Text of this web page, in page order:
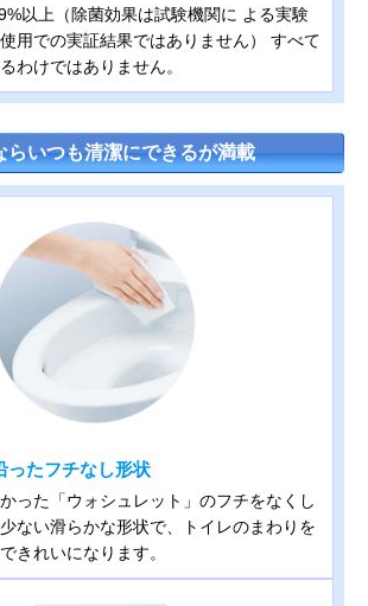
以上（除菌効果は試験機関に よる実験
用での実証結果ではありません） すべて
わけではありません。
らいつも清潔にできるが満載
ったフチなし形状
った「ウォシュレット」のフチをなくし
ない滑らかな形状で、トイレのまわりを
きれいになります。